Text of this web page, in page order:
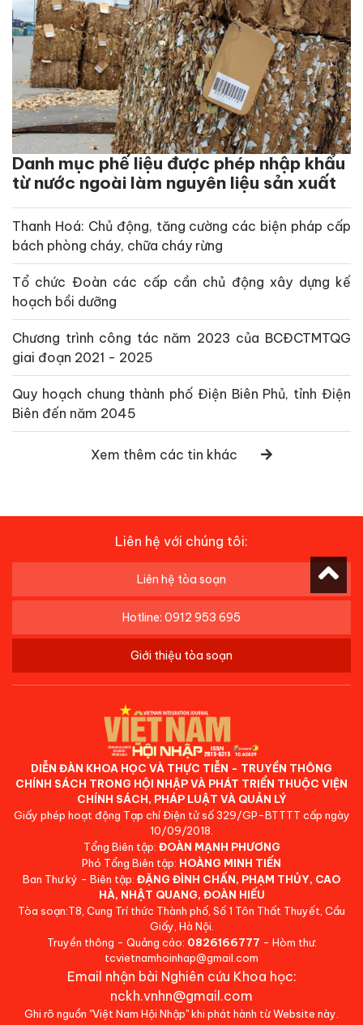
Danh mục phế liệu được phép nhập khẩu
từ nước ngoài làm nguyên liệu sản xuất
Thanh Hoá: Chủ động, tăng cường các biện pháp cấp
bách phòng cháy, chữa cháy rừng
Tổ chức Đoàn các cấp cần chủ động xây dựng kế
hoạch bồi dưỡng
Chương trình công tác năm 2023 của BCĐCTMTQG
giai đoạn 2021 - 2025
Quy hoạch chung thành phố Điện Biên Phủ, tỉnh Điện
Biên đến năm 2045
Xem thêm các tin khác
Liên hệ với chúng tôi:
Liên hệ tòa soạn
Hotline: 0912 953 695
Giới thiệu tòa soạn
DIỄN ĐÀN KHOA HỌC VÀ THỰC TIỄN - TRUYỀN THÔNG
CHÍNH SÁCH TRONG HỘI NHẬP VÀ PHÁT TRIỂN THUỘC VIỆN
CHÍNH SÁCH, PHÁP LUẬT VÀ QUẢN LÝ
Giấy phép hoạt động Tạp chí Điện tử số 329/GP-BTTTT cấp ngày
10/09/2018.
Tổng Biên tập: ĐOÀN MẠNH PHƯƠNG
Phó Tổng Biên tập: HOÀNG MINH TIẾN
Ban Thư ký - Biên tập: ĐẶNG ĐÌNH CHẤN, PHẠM THỦY, CAO
HÀ, NHẬT QUANG, ĐOÀN HIẾU
Tòa soạn:T8, Cung Trí thức Thành phố, Số 1 Tôn Thất Thuyết, Cầu
Giấy, Hà Nội.
Truyền thông - Quảng cáo: 0826166777 - Hòm thư:
tcvietnamhoinhap@gmail.com
Email nhận bài Nghiên cứu Khoa học:
nckh.vnhn@gmail.com
Ghi rõ nguồn "Việt Nam Hội Nhập" khi phát hành từ Website này.